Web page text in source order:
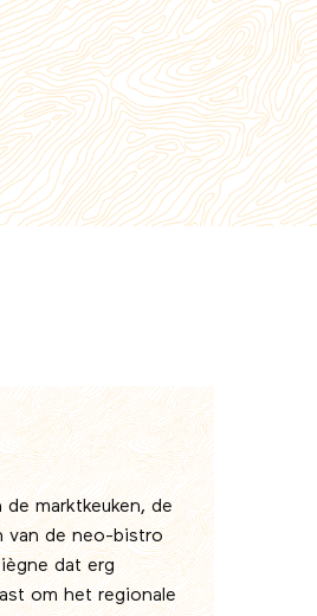
marktkeuken, de
van de neo-bistro
dat erg
om het regionale